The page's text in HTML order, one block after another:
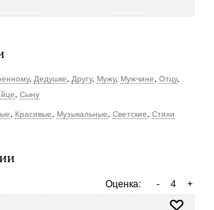
, Дедушке Другу, Мужу, Мужчине Отцу,
Сыну
Красивые Музыкальные Светские Стихи
Оценка: +
4
-